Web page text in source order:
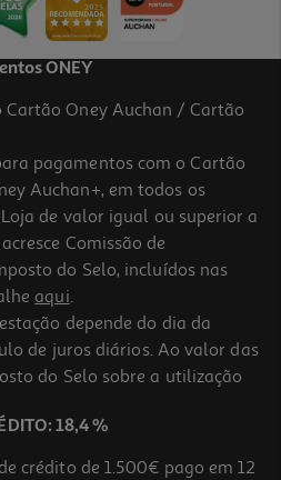
ONEY
Oney Auchan / Cartão
pagamentos com o Cartão
Auchan+, em todos os
de valor igual ou superior a
Comissão de
do Selo, incluídos nas
aqui.
depende do dia da
de juros diários. Ao valor das
do Selo sobre a utilização
18,4 %
crédito de 1.500€ pago em 12